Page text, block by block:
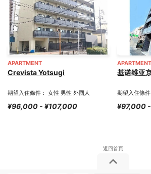
APARTMENT
Crevista Yotsugi
期望入住條件： 女性 男性 外國人
¥96,000 - ¥107,000
APARTMENT
基诺维亚
期望入住條
¥97,000